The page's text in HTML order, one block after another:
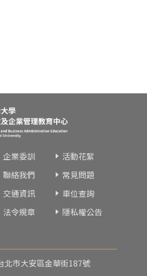
企業委訓
活動花絮
聯絡我們
常見問題
交通資訊
車位查詢
法令規章
隱私權公告
北市大安區金華街187號